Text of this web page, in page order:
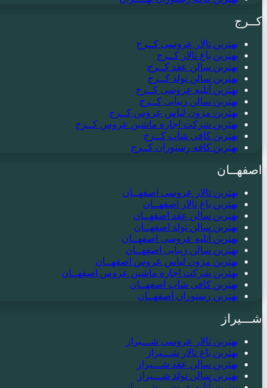
کــرج
بهترین تالار عروسی کــرج
بهترین باغ تالار کــرج
بهترین سالن عقد کــرج
بهترین سالن تولد کــرج
بهترین آتلیه عروسی کــرج
بهترین سالن زیبایی کــرج
بهترین مزون لباس عروس کــرج
بهترین شرکت اجاره ماشین عروس کــرج
بهترین کافی شاپ کــرج
بهترین کافه رستوران کــرج
اصفهــان
بهترین تالار عروسی اصفهــان
بهترین باغ تالار اصفهــان
بهترین سالن عقد اصفهــان
بهترین سالن تولد اصفهــان
بهترین آتلیه عروسی اصفهــان
بهترین سالن زیبایی اصفهــان
بهترین مزون لباس عروس اصفهــان
بهترین شرکت اجاره ماشین عروس اصفهــان
بهترین کافی شاپ اصفهــان
بهترین رستوران اصفهــان
شـــیراز
بهترین تالار عروسی شـــیراز
بهترین باغ تالار شـــیراز
بهترین سالن عقد شـــیراز
بهترین سالن تولد شـــیراز